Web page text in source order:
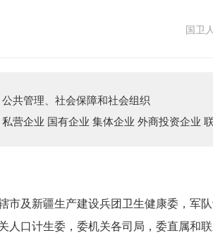
国卫
公共管理、社会保障和社会组织
私营企业 国有企业 集体企业 外商投资企业 联营企业 其他
市及新疆生产建设兵团卫生健康委，军
人口计生委，委机关各司局，委直属和